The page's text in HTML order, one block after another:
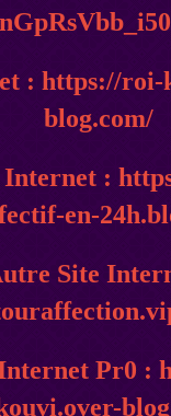
: https://roi-
blog.com/
:
en-
Site
Pr0 :